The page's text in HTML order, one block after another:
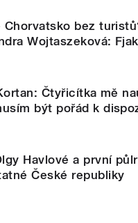
Chorvatsko bez
Wojtaszeková:
Čtyřicítka mě
být pořád k
Havlové a první
České republiky